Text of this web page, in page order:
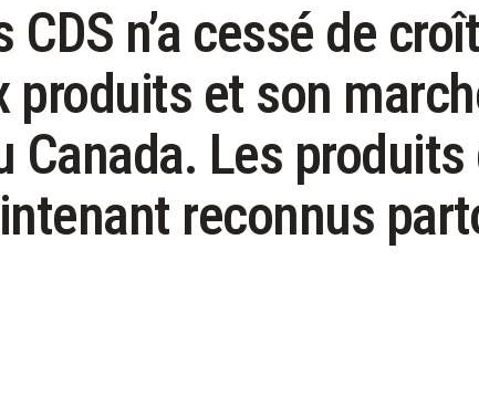
CDS n’a cessé de
produits et son
Canada. Les
reconnus